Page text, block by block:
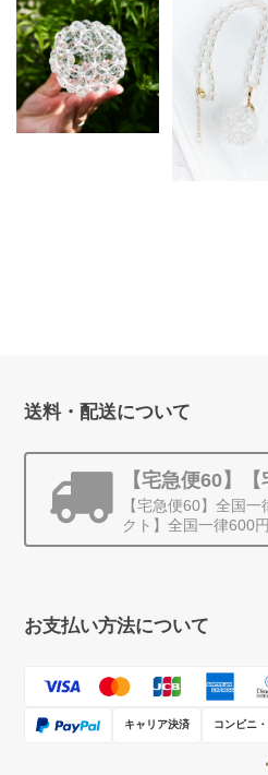
送料・配送について
【宅急便60】
【宅急便60】全国
クト】全国一律600円
お支払い方法について
キャリア決済 コンビニ